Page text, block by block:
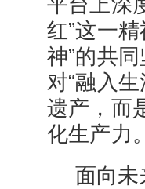
平台上深
红”这一
神”的共
对“融入
遗产，而
化生产力。
面向未